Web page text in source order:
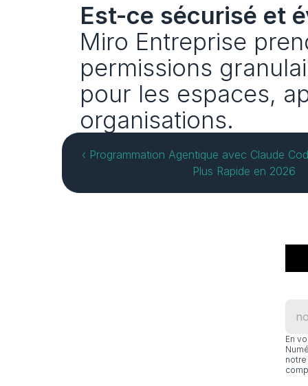
Est-ce sécurisé et
Miro Entreprise
permissions
pour les espaces,
organisations.
‹ Programmation Agentique avec Claude
Plus Rapide en 2026
En